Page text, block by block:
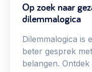
Op zoek naar
dilemmalogica
Dilemmalogica is
beter gesprek
belangen.